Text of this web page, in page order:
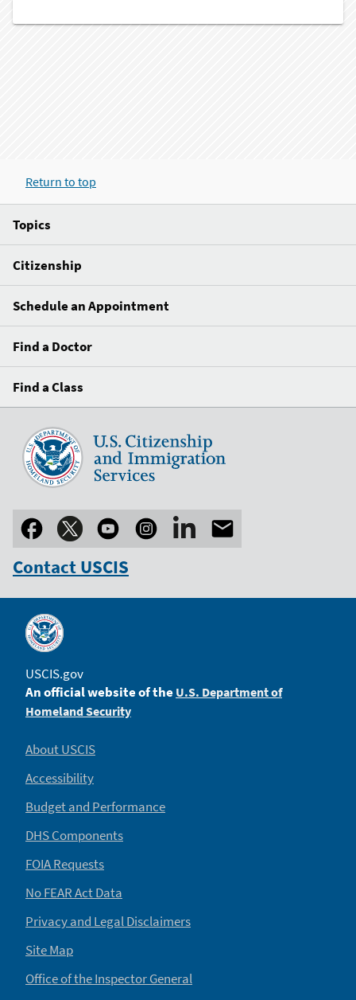
Return to top
Topics
Citizenship
Schedule an Appointment
Find a Doctor
Find a Class
Contact USCIS
USCIS.gov
An official website of the U.S. Department of
Homeland Security
About USCIS
Accessibility
Budget and Performance
DHS Components
FOIA Requests
No FEAR Act Data
Privacy and Legal Disclaimers
Site Map
Office of the Inspector General